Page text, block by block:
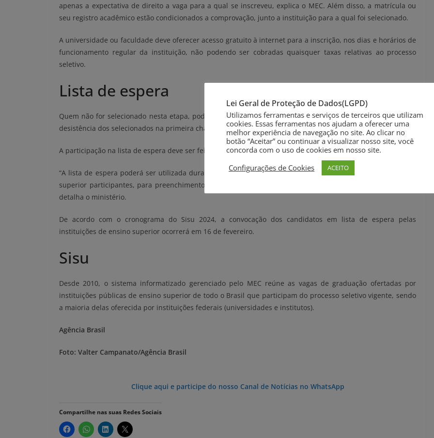
apenas a expectativa de direito a vaga para a qual se inscreveu, explica o MEC. Além disso, a matrícula ou
seu registro acadêmico estão condicionados a comprovação, junto a instituição para a qual foi selecionado.
A universidade ou faculdade deve oferecer acesso gratuito à internet para a inscrição, nos dias e horários de
funcionamento regular da instituição, não podendo ser cobradas quaisquer taxas relativas ao processo
seletivo.
Lista de espera
Quem não for selecionado nesta etapa, pode manifestar interesse pela lista de espera por vagas vindas da
desistência dos selecionados na primeira chamada, até o dia 7 de fevereiro.
A participação na lista de espera deve ser feita por meio da página do Sisu noportal Acesso Único.
“A lista de espera poderá ser utilizada durante todo o ano de 2024 pelas instituições públicas de educação
superior participantes, para preenchimento das vagas eventualmente não ocupadas na chamada regular”,
detalha o ministério.
De acordo com o cronograma do Sisu 2024, a convocação dos candidatos em lista de espera pelas
instituições de ensino superior ocorrerá em 16 de fevereiro.
Sisu
Desde 2010, o sistema informatizado gerenciado pelo MEC reúne as vagas de graduação ofertadas por
instituições públicas de ensino superior de todo o Brasil que participam do processo seletivo vigente, sendo
a maioria delas oferecida por instituições federais (universidades e institutos).
Agência Brasil
Foto: Valter Campanato/Agência Brasil
Clique aqui e participe do nosso Canal de Notícias no WhatsApp
Compartilhe nas suas Redes Sociais
Lei Geral de Proteção de Dados(LGPD)
Utilizamos ferramentas e serviços de terceiros que utilizam
cookies. Essas ferramentas nos ajudam a oferecer uma
melhor experiência de navegação no site. Ao clicar no
botão “Aceitar” ou continuar a visualizar nosso site, você
concorda com o uso de cookies em nosso site.
Configurações de Cookies
ACEITO